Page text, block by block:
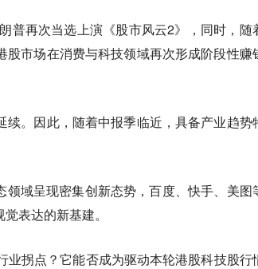
普再次当选上演《股市风云2》，同时，随
市场在消费与科技领域再次形成阶段性赚
。因此，随着中报季临近，具备产业趋势
域呈现密集创新态势，百度、快手、美图
表达的新基建。
拐点？它能否成为驱动本轮港股科技股行